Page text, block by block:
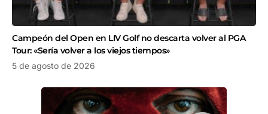
Campeón del Open en LIV Golf no descarta volver al PGA
Tour: «Sería volver a los viejos tiempos»
5 de agosto de 2026